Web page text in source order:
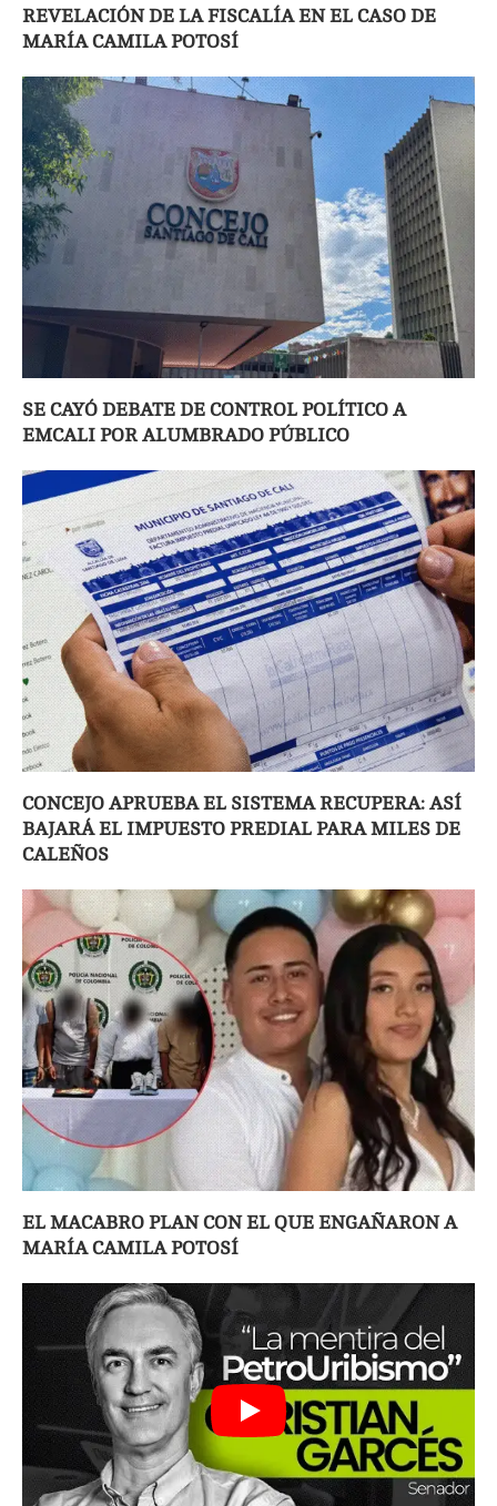
REVELACIÓN DE LA FISCALÍA EN EL CASO DE
MARÍA CAMILA POTOSÍ
SE CAYÓ DEBATE DE CONTROL POLÍTICO A
EMCALI POR ALUMBRADO PÚBLICO
CONCEJO APRUEBA EL SISTEMA RECUPERA: ASÍ
BAJARÁ EL IMPUESTO PREDIAL PARA MILES DE
CALEÑOS
EL MACABRO PLAN CON EL QUE ENGAÑARON A
MARÍA CAMILA POTOSÍ